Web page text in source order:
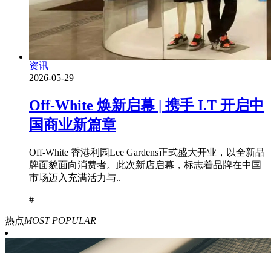
资讯
2026-05-29
Off-White 焕新启幕 | 携手 I.T 开启中
国商业新篇章
Off-White 香港利园Lee Gardens正式盛大开业，以全新品
牌面貌面向消费者。此次新店启幕，标志着品牌在中国
市场迈入充满活力与..
#
热点MOST POPULAR